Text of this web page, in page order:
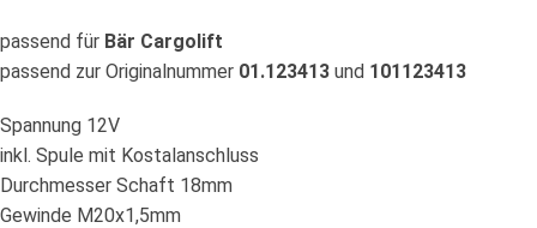
passend für Bär Cargolift
passend zur Originalnummer 01.123413 und 101123413
Spannung 12V
inkl. Spule mit Kostalanschluss
Durchmesser Schaft 18mm
Gewinde M20x1,5mm